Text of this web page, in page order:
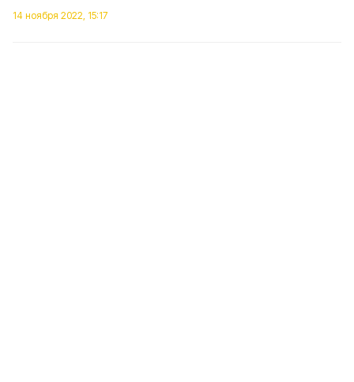
14 ноября 2022, 15:17